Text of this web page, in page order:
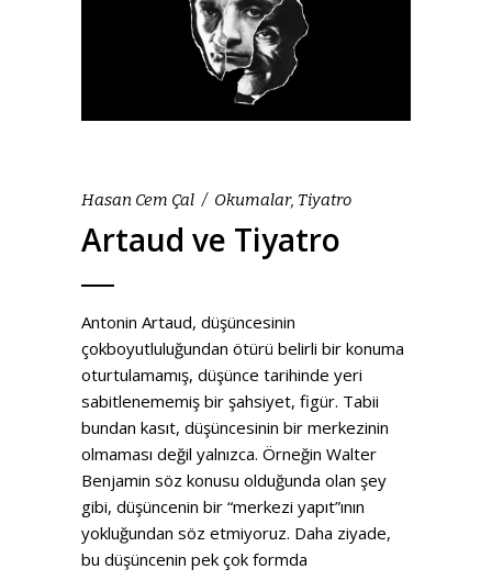
Hasan Cem Çal Okumalar, Tiyatro
Artaud ve Tiyatro
Antonin Artaud, düşüncesinin
çokboyutluluğundan ötürü belirli bir konuma
oturtulamamış, düşünce tarihinde yeri
sabitlenememiş bir şahsiyet, figür. Tabii
bundan kasıt, düşüncesinin bir merkezinin
olmaması değil yalnızca. Örneğin Walter
Benjamin söz konusu olduğunda olan şey
gibi, düşüncenin bir “merkezi yapıt”ının
yokluğundan söz etmiyoruz. Daha ziyade,
bu düşüncenin pek çok formda